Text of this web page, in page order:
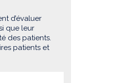
d’évaluer
que leur
des patients.
patients et